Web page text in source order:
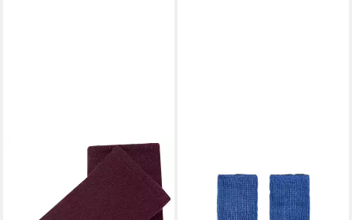
Armstulpen Damen
Armstulpen Handwärmer
Pulswärmer Handschuhe
Armstulpen THC Armstulpen
glatt AS773 (1 Paar, 1-St., 1
Paar) praktisches Daumenloch